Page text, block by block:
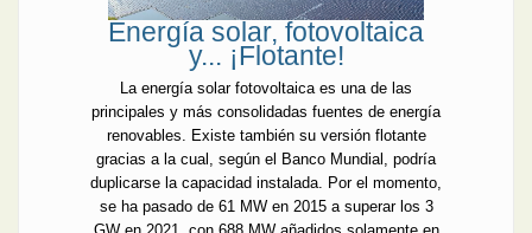
Energía solar, fotovoltaica
y... ¡Flotante!
La energía solar fotovoltaica es una de las
principales y más consolidadas fuentes de energía
renovables. Existe también su versión flotante
gracias a la cual, según el Banco Mundial, podría
duplicarse la capacidad instalada. Por el momento,
se ha pasado de 61 MW en 2015 a superar los 3